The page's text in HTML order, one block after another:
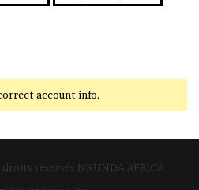
account info.
réservés NKUNDA AFRICA